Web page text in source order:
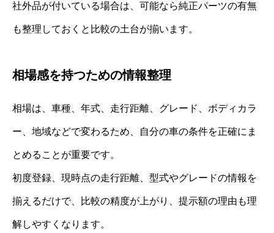
社外品が付いている場合は、可能なら純正パーツの有無
も整理しておくと比較の土台が揃います。
相場感を持つための情報整理
相場は、車種、年式、走行距離、グレード、ボディカラ
ー、地域などで変わるため、自分の車の条件を正確にま
とめることが重要です。
初度登録、現時点の走行距離、型式やグレードの情報を
揃えるだけで、比較の精度が上がり、提示額の理由も理
解しやすくなります。